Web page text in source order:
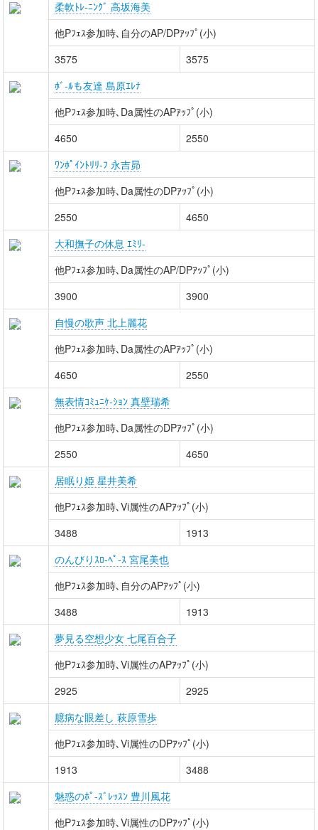
柔軟ﾄﾚ-ﾆﾝｸﾞ 高坂海美
他Pﾌｪｽ参加時､自分のAP/DPｱｯﾌﾟ(小)
3575
3575
ﾎﾞ-ﾙも友達 島原ｴﾚﾅ
他Pﾌｪｽ参加時､Da属性のAPｱｯﾌﾟ(小)
4650
2550
ﾜﾝﾎﾟｲﾝﾄﾘﾘ-ﾌ 永吉昴
他Pﾌｪｽ参加時､Da属性のDPｱｯﾌﾟ(小)
2550
4650
大和撫子の休息 ｴﾐﾘ-
他Pﾌｪｽ参加時､Da属性のAP/DPｱｯﾌﾟ(小)
3900
3900
自慢の歌声 北上麗花
他Pﾌｪｽ参加時､Da属性のAPｱｯﾌﾟ(小)
4650
2550
無表情ｺﾐｭﾆｹ-ｼｮﾝ 真壁瑞希
他Pﾌｪｽ参加時､Da属性のDPｱｯﾌﾟ(小)
2550
4650
居眠り姫 星井美希
他Pﾌｪｽ参加時､Vi属性のAPｱｯﾌﾟ(小)
3488
1913
のんびりｽﾛ-ﾍﾟ-ｽ 宮尾美也
他Pﾌｪｽ参加時､自分のAPｱｯﾌﾟ(小)
3488
1913
夢見る空想少女 七尾百合子
他Pﾌｪｽ参加時､Vi属性のAPｱｯﾌﾟ(小)
2925
2925
臆病な眼差し 萩原雪歩
他Pﾌｪｽ参加時､Vi属性のDPｱｯﾌﾟ(小)
1913
3488
魅惑のﾎﾟ-ｽﾞﾚｯｽﾝ 豊川風花
他Pﾌｪｽ参加時､Vi属性のDPｱｯﾌﾟ(小)